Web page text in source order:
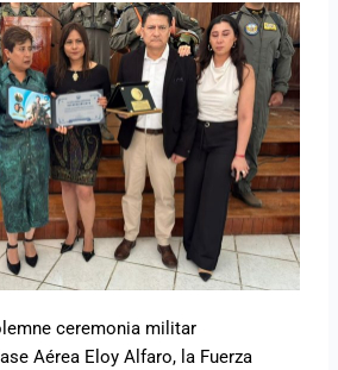
ceremonia militar
Aérea Eloy Alfaro, la Fuerza